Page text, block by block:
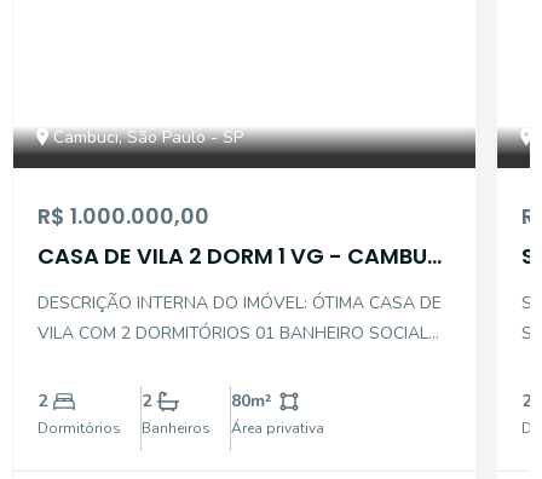
Cambuci, São Paulo - SP
R$ 1.000.000,00
CASA DE VILA 2 DORM 1 VG - CAMBUCI
DESCRIÇÃO INTERNA DO IMÓVEL: ÓTIMA CASA DE
VILA COM 2 DORMITÓRIOS 01 BANHEIRO SOCIAL
GARAGEM
2
Dormitórios
2
Banheiros
80m²
Área privativa
2